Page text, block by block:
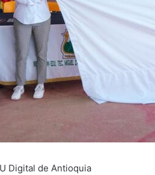
Digital de Antioquia